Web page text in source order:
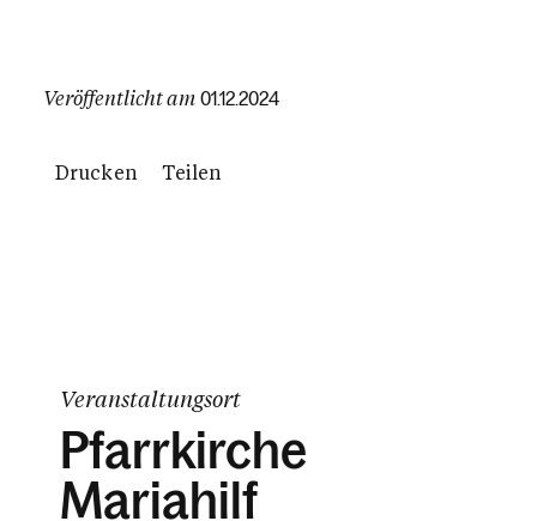
Veröffentlicht am 01.12.2024
Drucken Teilen
Veranstaltungsort
Pfarrkirche
Mariahilf